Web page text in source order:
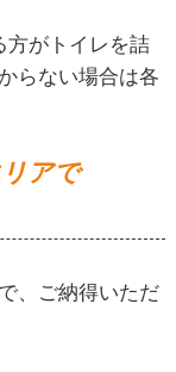
方がトイレを詰
らない場合は各
アで
、ご納得いただ